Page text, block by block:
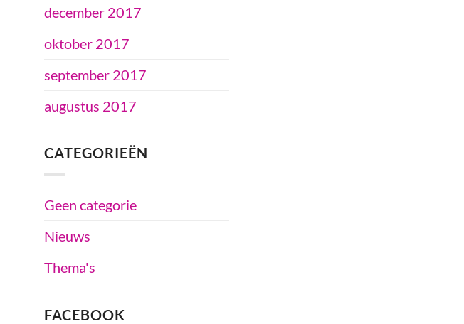
december 2017
oktober 2017
september 2017
augustus 2017
CATEGORIEËN
Geen categorie
Nieuws
Thema's
FACEBOOK